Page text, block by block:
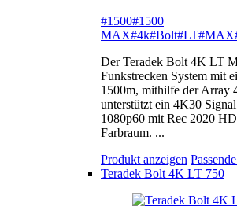
#1500#1500
MAX#4k#Bolt#LT#MAX
Der Teradek Bolt 4K LT
Funkstrecken System mit
1500m, mithilfe der Array
unterstützt ein 4K30
1080p60 mit Rec 2020
Farbraum. ...
Produkt anzeigen
Teradek Bolt 4K LT 750